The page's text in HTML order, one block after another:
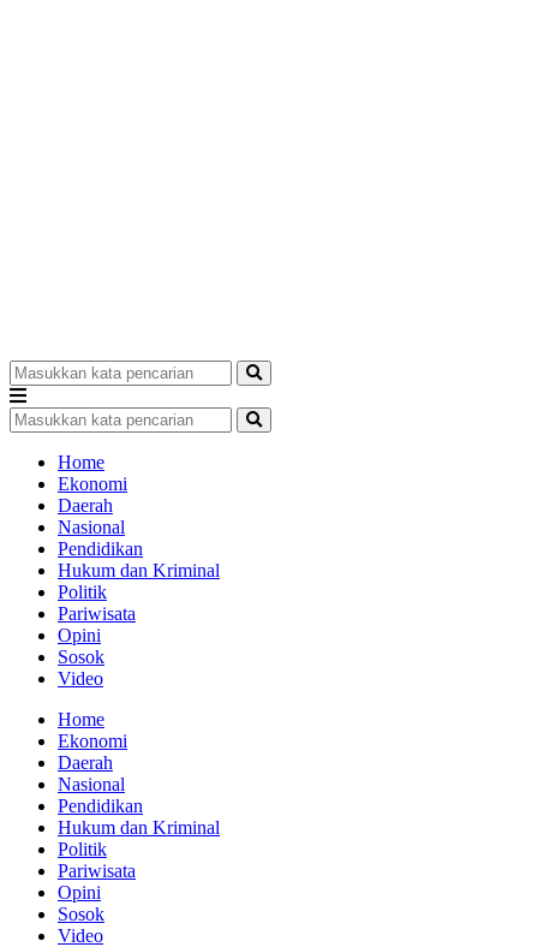
Home
Ekonomi
Daerah
Nasional
Pendidikan
Hukum dan Kriminal
Politik
Pariwisata
Opini
Sosok
Video
Home
Ekonomi
Daerah
Nasional
Pendidikan
Hukum dan Kriminal
Politik
Pariwisata
Opini
Sosok
Video